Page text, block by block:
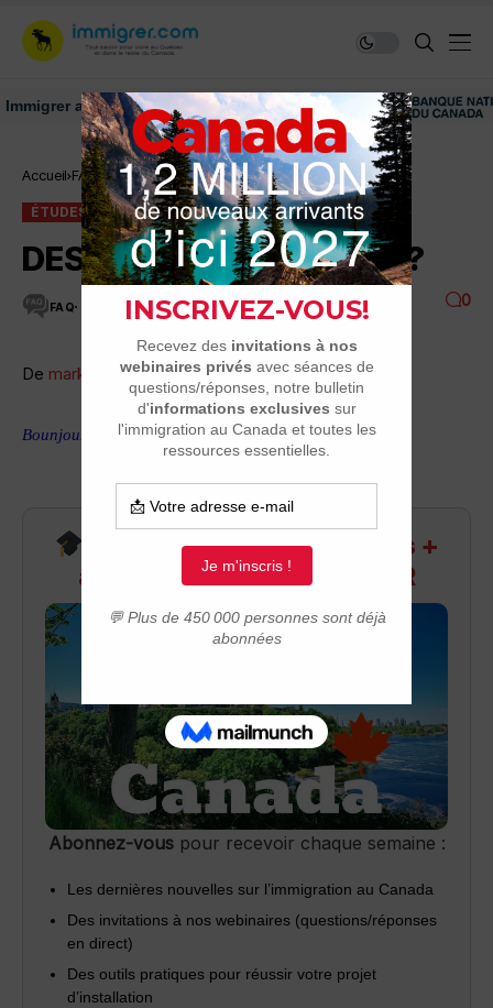
au Canada: ressources et conseils
Accueil FAQ Études universitaires DESS HEC ou MBA Laval ?
ÉTUDES UNIVERSITAIRES FAQ
DESS HEC ou MBA Laval ?
FAQ 13 MINUTES DE LECTURE 12K VUES 0
De marko33
Bounjour à tous.
Recevez infos exclusives +
accès aux webinaires Q&R
Abonnez-vouspour recevoir chaque semaine :
Les dernières nouvelles sur l’immigration au Canada
Des invitations à nos webinaires (questions/réponses
en direct)
Des outils pratiques pour réussir votre projet
d’installation